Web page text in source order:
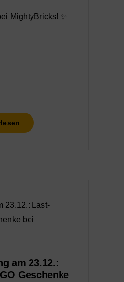
MightyBricks! ✨
am 23.12.:
Geschenke